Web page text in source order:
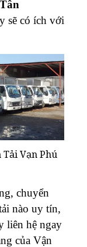
sẽ có ích với
Tải Vạn Phú
chuyển
nào uy tín,
liên hệ ngay
của Vận